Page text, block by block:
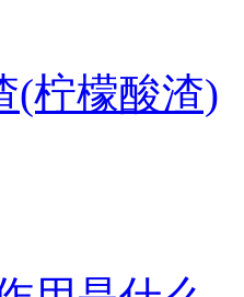
(柠檬酸渣)